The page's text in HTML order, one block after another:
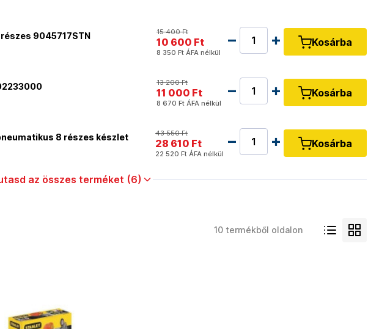
9045717STN 15 400 Ft
10 600 Ft
8 350 Ft ÁFA nélkül
Kosárba
13 200 Ft
11 000 Ft
8 670 Ft ÁFA nélkül
Kosárba
8 részes készlet 43 550 Ft
28 610 Ft
22 520 Ft ÁFA nélkül
Kosárba
az összes terméket (6)
10 termékből oldalon